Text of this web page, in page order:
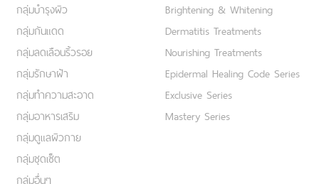
กลุ่มบำรุงผิว
กลุ่มกันแดด
กลุ่มลดเลือนริ้วรอย
กลุ่มรักษาฝ้า
กลุ่มทำความสะอาด
กลุ่มอาหารเสริม
กลุ่มดูแลผิวกาย
กลุ่มชุดเซ็ต
กลุ่มอื่นๆ
Brightening & Whitening
Dermatitis Treatments
Nourishing Treatments
Epidermal Healing Code Series
Exclusive Series
Mastery Series